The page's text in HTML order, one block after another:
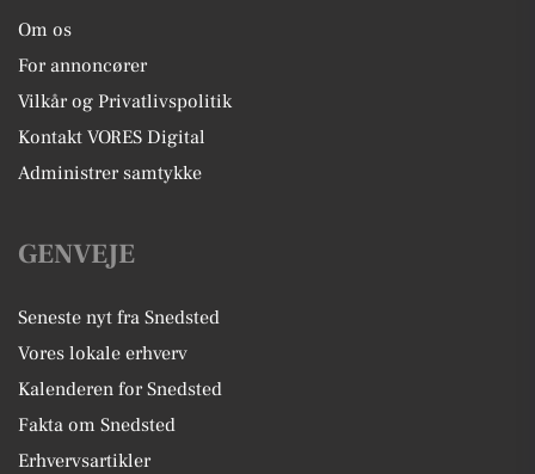
Om os
For annoncører
Vilkår og Privatlivspolitik
Kontakt VORES Digital
Administrer samtykke
GENVEJE
Seneste nyt fra Snedsted
Vores lokale erhverv
Kalenderen for Snedsted
Fakta om Snedsted
Erhvervsartikler